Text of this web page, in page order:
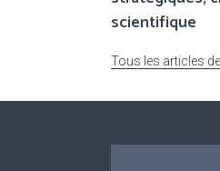
scientifique
Tous les articles